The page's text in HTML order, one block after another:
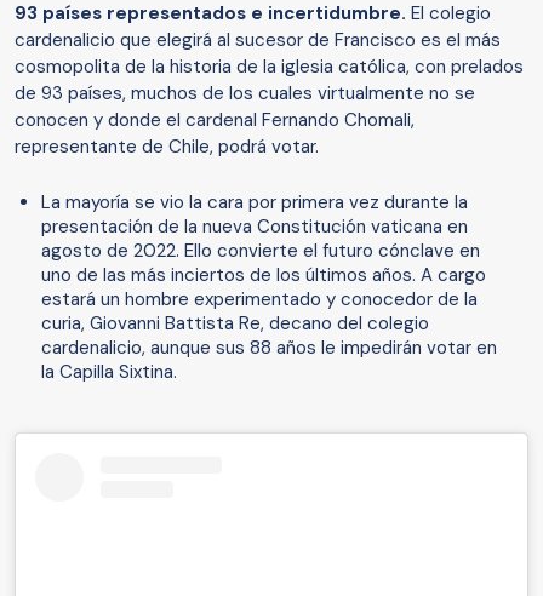
93 países representados e incertidumbre. El colegio
cardenalicio que elegirá al sucesor de Francisco es el más
cosmopolita de la historia de la iglesia católica, con prelados
de 93 países, muchos de los cuales virtualmente no se
conocen y donde el cardenal Fernando Chomali,
representante de Chile, podrá votar.
La mayoría se vio la cara por primera vez durante la
presentación de la nueva Constitución vaticana en
agosto de 2022. Ello convierte el futuro cónclave en
uno de las más inciertos de los últimos años. A cargo
estará un hombre experimentado y conocedor de la
curia, Giovanni Battista Re, decano del colegio
cardenalicio, aunque sus 88 años le impedirán votar en
la Capilla Sixtina.